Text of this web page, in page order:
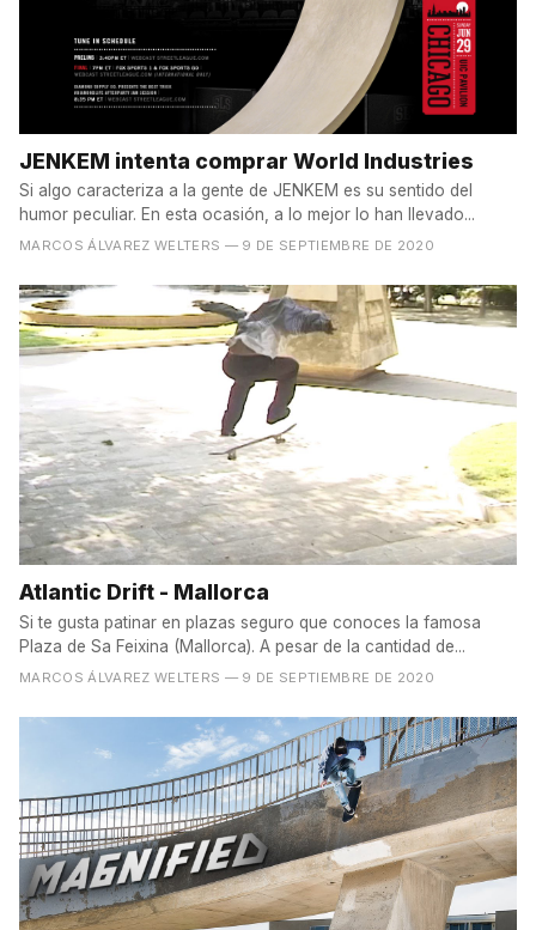
JENKEM intenta comprar World Industries
Si algo caracteriza a la gente de JENKEM es su sentido del
humor peculiar. En esta ocasión, a lo mejor lo han llevado...
MARCOS ÁLVAREZ WELTERS — 9 DE SEPTIEMBRE DE 2020
Atlantic Drift - Mallorca
Si te gusta patinar en plazas seguro que conoces la famosa
Plaza de Sa Feixina (Mallorca). A pesar de la cantidad de...
MARCOS ÁLVAREZ WELTERS — 9 DE SEPTIEMBRE DE 2020